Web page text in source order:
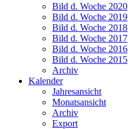
Bild d. Woche 2020
Bild d. Woche 2019
Bild d. Woche 2018
Bild d. Woche 2017
Bild d. Woche 2016
Bild d. Woche 2015
Archiv
Kalender
Jahresansicht
Monatsansicht
Archiv
Export